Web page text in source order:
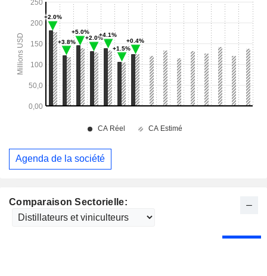
Comparaison Sectorielle:
Agenda de la société